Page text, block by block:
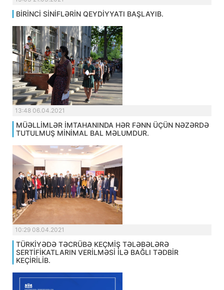
BİRİNCİ SİNİFLƏRİN QEYDİYYATI BAŞLAYIB.
13:48 06.04.2021
MÜƏLLİMLƏR İMTAHANINDA HƏR FƏNN ÜÇÜN NƏZƏRDƏ
TUTULMUŞ MİNİMAL BAL MƏLUMDUR.
10:29 08.04.2021
TÜRKİYƏDƏ TƏCRÜBƏ KEÇMİŞ TƏLƏBƏLƏRƏ
SERTİFİKATLARIN VERİLMƏSİ İLƏ BAĞLI TƏDBİR
KEÇİRİLİB.